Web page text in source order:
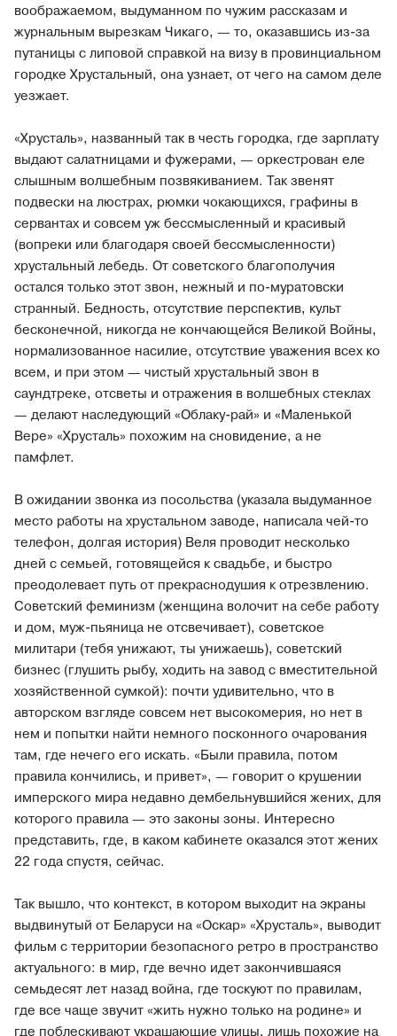
воображаемом, выдуманном по чужим рассказам и
журнальным вырезкам Чикаго, — то, оказавшись из-за
путаницы с липовой справкой на визу в провинциальном
городке Хрустальный, она узнает, от чего на самом деле
уезжает.
«Хрусталь», названный так в честь городка, где зарплату
выдают салатницами и фужерами, — оркестрован еле
слышным волшебным позвякиванием. Так звенят
подвески на люстрах, рюмки чокающихся, графины в
сервантах и совсем уж бессмысленный и красивый
(вопреки или благодаря своей бессмысленности)
хрустальный лебедь. От советского благополучия
остался только этот звон, нежный и по-муратовски
странный. Бедность, отсутствие перспектив, культ
бесконечной, никогда не кончающейся Великой Войны,
нормализованное насилие, отсутствие уважения всех ко
всем, и при этом — чистый хрустальный звон в
саундтреке, отсветы и отражения в волшебных стеклах
— делают наследующий «Облаку-рай» и «Маленькой
Вере» «Хрусталь» похожим на сновидение, а не
памфлет.
В ожидании звонка из посольства (указала выдуманное
место работы на хрустальном заводе, написала чей-то
телефон, долгая история) Веля проводит несколько
дней с семьей, готовящейся к свадьбе, и быстро
преодолевает путь от прекраснодушия к отрезвлению.
Советский феминизм (женщина волочит на себе работу
и дом, муж-пьяница не отсвечивает), советское
милитари (тебя унижают, ты унижаешь), советский
бизнес (глушить рыбу, ходить на завод с вместительной
хозяйственной сумкой): почти удивительно, что в
авторском взгляде совсем нет высокомерия, но нет в
нем и попытки найти немного посконного очарования
там, где нечего его искать. «Были правила, потом
правила кончились, и привет», — говорит о крушении
имперского мира недавно дембельнувшийся жених, для
которого правила — это законы зоны. Интересно
представить, где, в каком кабинете оказался этот жених
22 года спустя, сейчас.
Так вышло, что контекст, в котором выходит на экраны
выдвинутый от Беларуси на «Оскар» «Хрусталь», выводит
фильм с территории безопасного ретро в пространство
актуального: в мир, где вечно идет закончившаяся
семьдесят лет назад война, где тоскуют по правилам,
где все чаще звучит «жить нужно только на родине» и
где поблескивают украшающие улицы, лишь похожие на